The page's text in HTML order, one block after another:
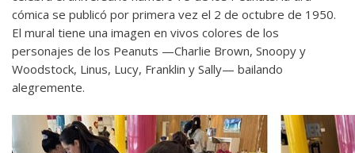
cómica se publicó por primera vez el 2 de octubre de 1950.
El mural tiene una imagen en vivos colores de los
personajes de los Peanuts —Charlie Brown, Snoopy y
Woodstock, Linus, Lucy, Franklin y Sally— bailando
alegremente.